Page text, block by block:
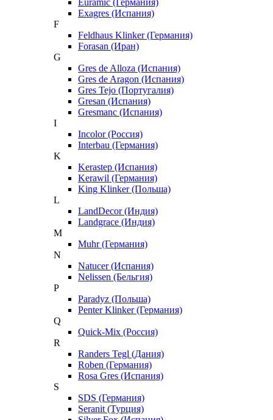
Euramic (Германия)
Exagres (Испания)
F
Feldhaus Klinker (Германия)
Forasan (Иран)
G
Gres de Alloza (Испания)
Gres de Aragon (Испания)
Gres Tejo (Португалия)
Gresan (Испания)
Gresmanc (Испания)
I
Incolor (Россия)
Interbau (Германия)
K
Kerastep (Испания)
Kerawil (Германия)
King Klinker (Польша)
L
LandDecor (Индия)
Landgrace (Индия)
M
Muhr (Германия)
N
Natucer (Испания)
Nelissen (Бельгия)
P
Paradyz (Польша)
Penter Klinker (Германия)
Q
Quick-Mix (Россия)
R
Randers Tegl (Дания)
Roben (Германия)
Rosa Gres (Испания)
S
SDS (Германия)
Seranit (Турция)